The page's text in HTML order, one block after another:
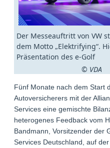
Der Messeauftritt von VW
dem Motto „Elektrifying“.
Präsentation des e-Golf
© VDA
Fünf Monate nach dem Start
Autoversicherers mit der
Services eine gemischte
heterogenes Feedback vom
Bandmann, Vorsitzender der
Services Deutschland, auf